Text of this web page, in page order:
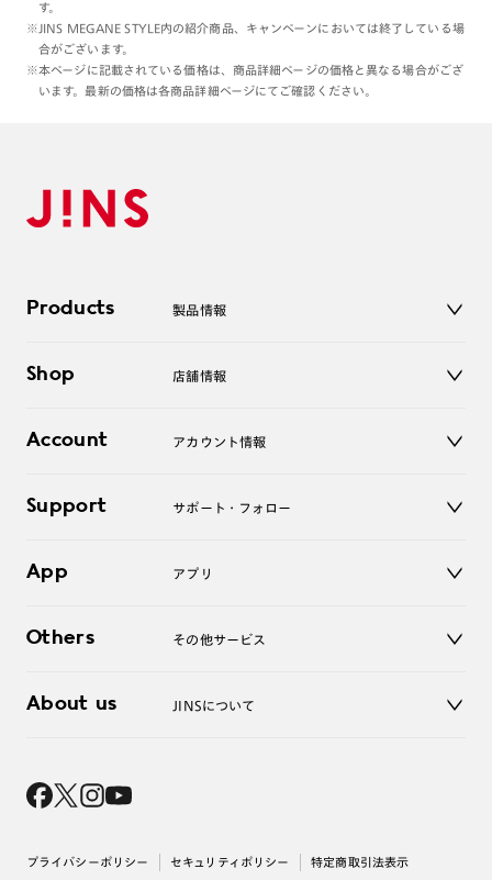
す。
※JINS MEGANE STYLE内の紹介商品、キャンペーンにおいては終了している場
合がございます。
※本ページに記載されている価格は、商品詳細ページの価格と異なる場合がござ
います。最新の価格は各商品詳細ページにてご確認ください。
Products 製品情報
サングラス
コンタクトレンズ
アクセサリー
Shop 店舗情報
オンラインショップ
Account アカウント情報
ログアウト
Support サポート・フォロー
よくあるご質問
お問い合わせ
App アプリ
Others その他サービス
レンズ交換
About us JINSについて
採用情報
出店について
プライバシーポリシー セキュリティポリシー 特定商取引法表示